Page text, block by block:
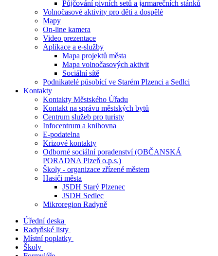
Půjčování pivních setů a jarmarečních stánků
Volnočasové aktivity pro děti a dospělé
Mapy
On-line kamera
Video prezentace
Aplikace a e-služby
Mapa projektů města
Mapa volnočasových aktivit
Sociální sítě
Podnikatelé působící ve Starém Plzenci a Sedlci
Kontakty
Kontakty Městského Úřadu
Kontakt na správu městských bytů
Centrum služeb pro turisty
Infocentrum a knihovna
E-podatelna
Krizové kontakty
Odborné sociální poradenství (OBČANSKÁ
PORADNA Plzeň o.p.s.)
Školy - organizace zřízené městem
Hasiči města
JSDH Starý Plzenec
JSDH Sedlec
Mikroregion Radyně
Úřední deska
Radyňské listy
Místní poplatky
Školy